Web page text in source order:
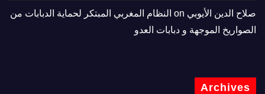
صلاح الدين الأيوبي
النظام المغربي المبتكر لحماية الدبابات من
الصواريخ الموجهة و دبابات العدو
Archives